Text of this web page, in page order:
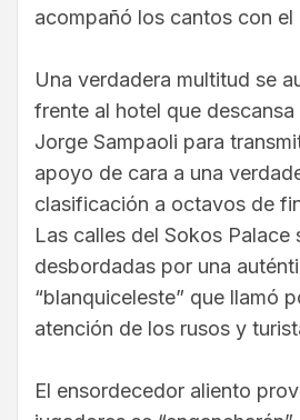
acompañó los cantos con el
Una verdadera multitud se
frente al hotel que
Jorge Sampaoli para
apoyo de cara a una
clasificación a octavos de
Las calles del Sokos Palace
desbordadas por una
“blanquiceleste” que llamó
atención de los rusos y
El ensordecedor aliento